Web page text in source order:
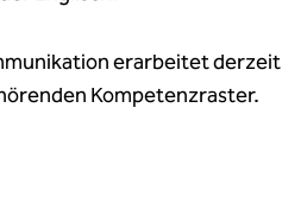
erarbeitet derzeit
Kompetenzraster.